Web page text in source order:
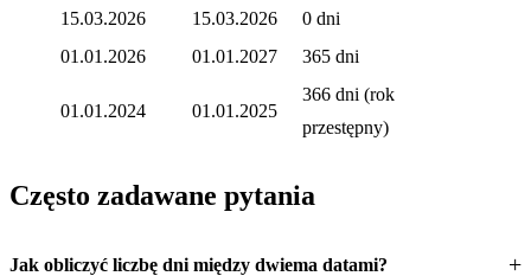
15.03.2026
15.03.2026
0 dni
01.01.2026
01.01.2027 365 dni
01.01.2024 01.01.2025
366 dni (rok
przestępny)
Często zadawane pytania
Jak obliczyć liczbę dni między dwiema datami?